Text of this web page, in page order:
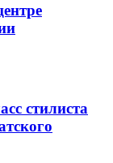
стилиста